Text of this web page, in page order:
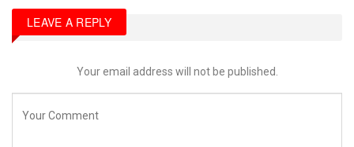
LEAVE A REPLY
Your email address will not be published.